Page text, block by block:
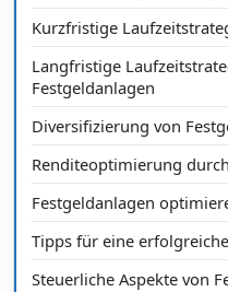
Kurzfristige
Langfristige
Festgeldanlagen
Diversifizierung von
Renditeoptimierung
Festgeldanlagen
Tipps für eine
Steuerliche Aspekte von